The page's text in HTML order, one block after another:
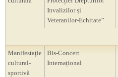
Invalizilor și
Veteranilor-Echitate”
Manifestaţie
cultural-
sportivă
Bis-Concert
Internațional